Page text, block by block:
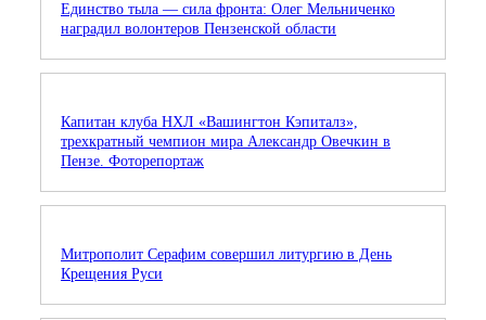
Единство тыла — сила фронта: Олег Мельниченко
наградил волонтеров Пензенской области
Капитан клуба НХЛ «Вашингтон Кэпиталз»,
трехкратный чемпион мира Александр Овечкин в
Пензе. Фоторепортаж
Митрополит Серафим совершил литургию в День
Крещения Руси